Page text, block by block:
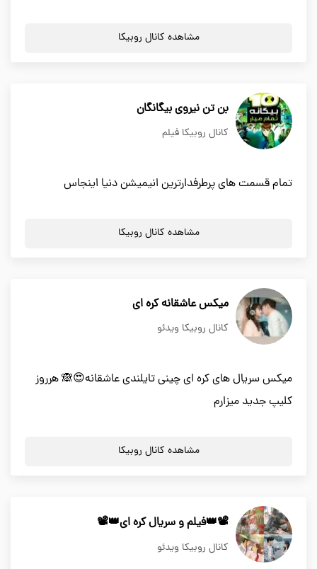
مشاهده کانال روبیکا
بن تن نیروی بیگانگان
کانال روبیکا فیلم
تمام قسمت های پرطرفدارترین انیمیشن دنیا اینجاس
مشاهده کانال روبیکا
میکس عاشقانه کره ای
کانال روبیکا ویدئو
میکس سریال های کره ای چینی تایلندی عاشقانه😍🙈 هرروز
کلیپ جدید میزارم
مشاهده کانال روبیکا
📽👑فیلم و سریال کره ای👑📽
کانال روبیکا ویدئو